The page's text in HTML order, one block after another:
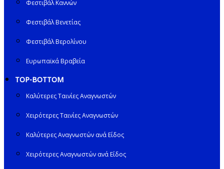
Φεστιβάλ Καννών
Φεστιβάλ Βενετίας
Φεστιβάλ Βερολίνου
Ευρωπαϊκά Βραβεία
TOP-BOTTOM
Καλύτερες Ταινίες Αναγνωστών
Χειρότερες Ταινίες Αναγνωστών
Καλύτερες Αναγνωστών ανά Είδος
Χειρότερες Αναγνωστών ανά Είδος